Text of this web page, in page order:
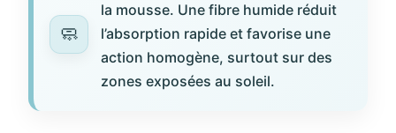
la mousse. Une fibre humide réduit
l’absorption rapide et favorise une
action homogène, surtout sur des
zones exposées au soleil.